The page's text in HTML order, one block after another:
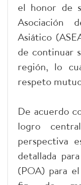
el honor de
Asociación
Asiático
de continuar
región, lo
respeto
De acuerdo
logro
perspectiva
detallada
(POA) para